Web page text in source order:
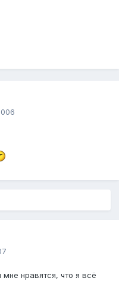
нравятся, что я всё